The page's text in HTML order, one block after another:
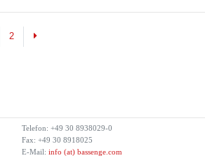
2 Next
Telefon: +49 30 8938029-0
Fax: +49 30 8918025
E-Mail: info (at) bassenge.com